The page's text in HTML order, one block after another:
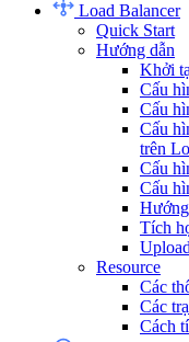
Load Balancer
Quick Start
Hướng dẫn
Khởi
Cấu
Cấu
Cấu
trên
Cấu
Cấu
Tích
Resource
Các
Các
Cách